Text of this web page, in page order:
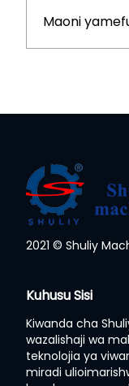
Maoni
2021 © Shuliy
Kuhusu Sisi
Kiwanda cha
wazalishaji wa
teknolojia ya
miradi